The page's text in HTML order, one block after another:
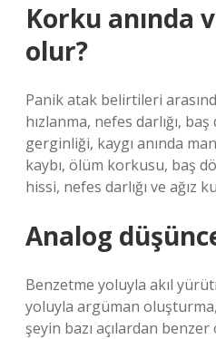
Korku anında
olur?
Panik atak belirtileri
hızlanma, nefes darlığı,
gerginliği, kaygı anında
kaybı, ölüm korkusu, baş
hissi, nefes darlığı ve ağız
Analog
Benzetme yoluyla akıl
yoluyla argüman
şeyin bazı açılardan